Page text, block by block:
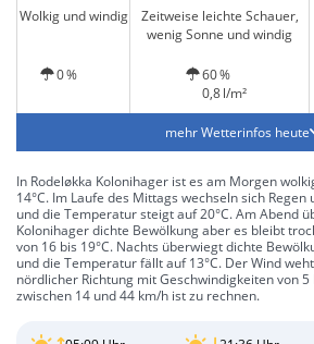
Wolkig und windig
Zeitweise leichte Schauer,
wenig Sonne und windig
0 %
60 %
0,8 l/m²
mehr Wetterinfos heute
In Rodeløkka Kolonihager ist es am Morgen
14°C. Im Laufe des Mittags wechseln sich
und die Temperatur steigt auf 20°C. Am Abend
Kolonihager dichte Bewölkung aber es bleibt
von 16 bis 19°C. Nachts überwiegt dichte
und die Temperatur fällt auf 13°C. Der Wind
nördlicher Richtung mit Geschwindigkeiten von
zwischen 14 und 44 km/h ist zu rechnen.